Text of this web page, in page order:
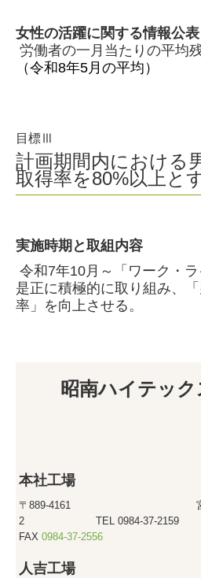
女性の活躍に関する情報公表
労働者の一月当たりの平均
（令和8年5月の平均）
目標Ⅲ
計画期間内における
取得率を80%以上と
実施時期と取組内容
令和7年10月～「ワーク・
是正に積極的に取り組み、
率」を向上させる。
昭南ハイテッ
本社工場
〒889-4161 宮崎県えび
2 TEL 0984-37-2159
FAX0984-37-2556
人吉工場